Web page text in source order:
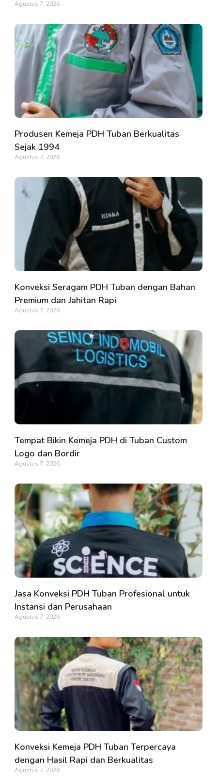
Agustus 7, 2026
Produsen Kemeja PDH Tuban Berkualitas
Sejak 1994
Agustus 7, 2026
Konveksi Seragam PDH Tuban dengan Bahan
Premium dan Jahitan Rapi
Agustus 7, 2026
Tempat Bikin Kemeja PDH di Tuban Custom
Logo dan Bordir
Agustus 7, 2026
Jasa Konveksi PDH Tuban Profesional untuk
Instansi dan Perusahaan
Agustus 7, 2026
Konveksi Kemeja PDH Tuban Terpercaya
dengan Hasil Rapi dan Berkualitas
Agustus 7, 2026